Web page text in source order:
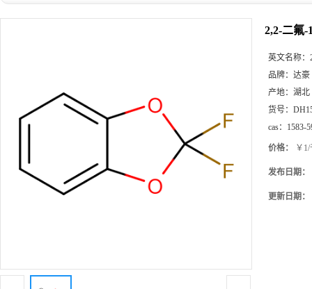
2,2-二氟-
英文名称：
品牌： 达豪
产地： 湖北
货号：
cas： 1583-
价格： ￥
发布日期：
更新日期：